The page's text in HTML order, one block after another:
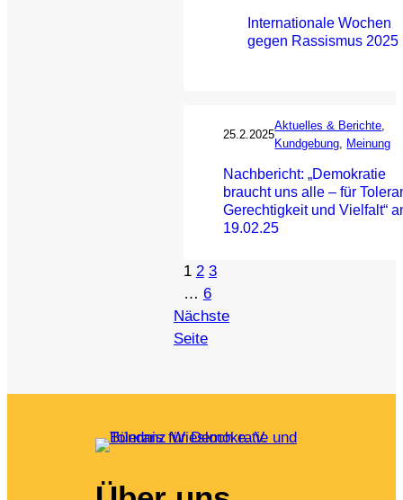
Internationale Wochen
gegen Rassismus 2025
25.2.2025
Aktuelles & Berichte
Kundgebung Meinung
Nachbericht: „Demokratie
braucht uns alle – für
Gerechtigkeit und Vielfalt“
19.02.25
1 2 3
… 6
Nächste
Seite